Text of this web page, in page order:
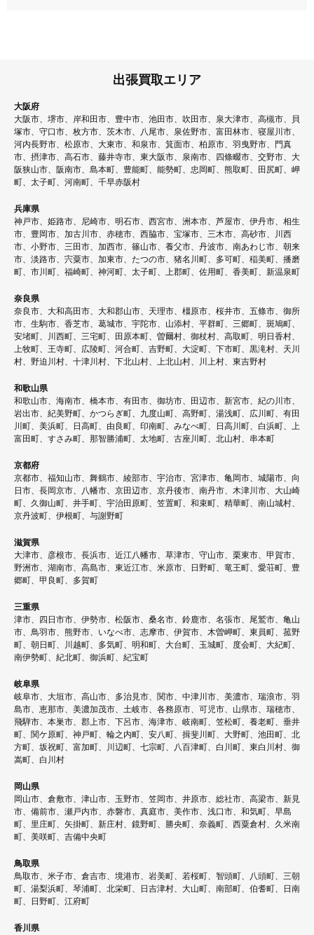
出張買取エリア
大阪府
大阪市、堺市、岸和田市、豊中市、池田市、吹田市、泉大津市、高槻市、貝
塚市、守口市、枚方市、茨木市、八尾市、泉佐野市、富田林市、寝屋川市、
河内長野市、松原市、大東市、和泉市、箕面市、柏原市、羽曳野市、門真
市、摂津市、高石市、藤井寺市、東大阪市、泉南市、四條畷市、交野市、大
阪狭山市、阪南市、島本町、豊能町、能勢町、忠岡町、熊取町、田尻町、岬
町、太子町、河南町、千早赤阪村
兵庫県
神戸市、姫路市、尼崎市、明石市、西宮市、洲本市、芦屋市、伊丹市、相生
市、豊岡市、加古川市、赤穂市、西脇市、宝塚市、三木市、高砂市、川西
市、小野市、三田市、加西市、篠山市、養父市、丹波市、南あわじ市、朝来
市、淡路市、宍粟市、加東市、たつの市、猪名川町、多可町、稲美町、播磨
町、市川町、福崎町、神河町、太子町、上郡町、佐用町、香美町、新温泉町
奈良県
奈良市、大和高田市、大和郡山市、天理市、橿原市、桜井市、五條市、御所
市、生駒市、香芝市、葛城市、宇陀市、山添村、平群町、三郷町、斑鳩町、
安堵町、川西町、三宅町、田原本町、曽爾村、御杖村、高取町、明日香村、
上牧町、王寺町、広陵町、河合町、吉野町、大淀町、下市町、黒滝村、天川
村、野迫川村、十津川村、下北山村、上北山村、川上村、東吉野村
和歌山県
和歌山市、海南市、橋本市、有田市、御坊市、田辺市、新宮市、紀の川市、
岩出市、紀美野町、かつらぎ町、九度山町、高野町、湯浅町、広川町、有田
川町、美浜町、日高町、由良町、印南町、みなべ町、日高川町、白浜町、上
富田町、すさみ町、那智勝浦町、太地町、古座川町、北山村、串本町
京都府
京都市、福知山市、舞鶴市、綾部市、宇治市、宮津市、亀岡市、城陽市、向
日市、長岡京市、八幡市、京田辺市、京丹後市、南丹市、木津川市、大山崎
町、久御山町、井手町、宇治田原町、笠置町、和束町、精華町、南山城村、
京丹波町、伊根町、与謝野町
滋賀県
大津市、彦根市、長浜市、近江八幡市、草津市、守山市、栗東市、甲賀市、
野洲市、湖南市、高島市、東近江市、米原市、日野町、竜王町、愛荘町、豊
郷町、甲良町、多賀町
三重県
津市、四日市市、伊勢市、松阪市、桑名市、鈴鹿市、名張市、尾鷲市、亀山
市、鳥羽市、熊野市、いなべ市、志摩市、伊賀市、木曽岬町、東員町、菰野
町、朝日町、川越町、多気町、明和町、大台町、玉城町、度会町、大紀町、
南伊勢町、紀北町、御浜町、紀宝町
岐阜県
岐阜市、大垣市、高山市、多治見市、関市、中津川市、美濃市、瑞浪市、羽
島市、恵那市、美濃加茂市、土岐市、各務原市、可児市、山県市、瑞穂市、
飛騨市、本巣市、郡上市、下呂市、海津市、岐南町、笠松町、養老町、垂井
町、関ケ原町、神戸町、輪之内町、安八町、揖斐川町、大野町、池田町、北
方町、坂祝町、富加町、川辺町、七宗町、八百津町、白川町、東白川村、御
嵩町、白川村
岡山県
岡山市、倉敷市、津山市、玉野市、笠岡市、井原市、総社市、高梁市、新見
市、備前市、瀬戸内市、赤磐市、真庭市、美作市、浅口市、和気町、早島
町、里庄町、矢掛町、新庄村、鏡野町、勝央町、奈義町、西粟倉村、久米南
町、美咲町、吉備中央町
鳥取県
鳥取市、米子市、倉吉市、境港市、岩美町、若桜町、智頭町、八頭町、三朝
町、湯梨浜町、琴浦町、北栄町、日吉津村、大山町、南部町、伯耆町、日南
町、日野町、江府町
香川県